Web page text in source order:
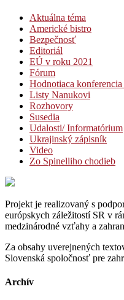
Aktuálna téma
Americké bistro
Bezpečnosť
Editoriál
EÚ v roku 2021
Fórum
Hodnotiaca
Listy Nanukovi
Rozhovory
Susedia
Udalosti/ Informatórium
Ukrajinský zápisník
Video
Zo Spinelliho chodieb
Projekt je realizovaný s
európskych záležitostí SR v
medzinárodné vzťahy a
Za obsahy uverejnených
Slovenská spoločnosť pre
Archív